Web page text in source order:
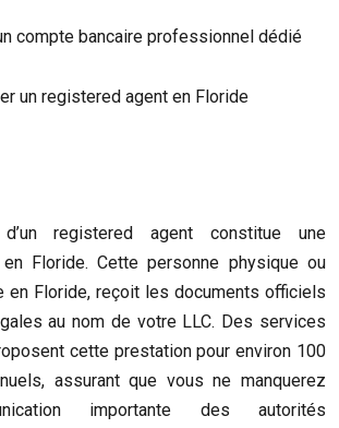
compte bancaire professionnel dédié
un registered agent en Floride
registered agent constitue une
Floride. Cette personne physique ou
en Floride, reçoit les documents officiels
au nom de votre LLC. Des services
cette prestation pour environ 100
assurant que vous ne manquerez
importante des autorités